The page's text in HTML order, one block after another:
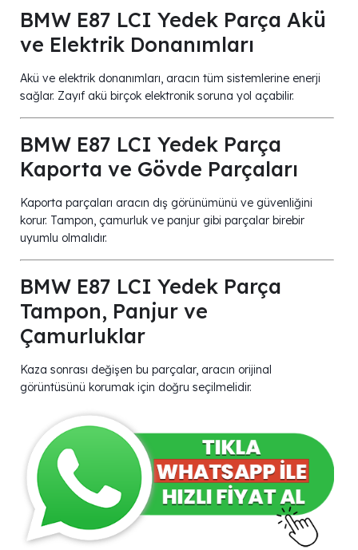
BMW E87 LCI Yedek Parça Akü
ve Elektrik Donanımları
Akü ve elektrik donanımları, aracın tüm sistemlerine enerji
sağlar. Zayıf akü birçok elektronik soruna yol açabilir.
BMW E87 LCI Yedek Parça
Kaporta ve Gövde Parçaları
Kaporta parçaları aracın dış görünümünü ve güvenliğini
korur. Tampon, çamurluk ve panjur gibi parçalar birebir
uyumlu olmalıdır.
BMW E87 LCI Yedek Parça
Tampon, Panjur ve
Çamurluklar
Kaza sonrası değişen bu parçalar, aracın orijinal
görüntüsünü korumak için doğru seçilmelidir.